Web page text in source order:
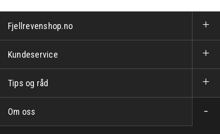
Fjellrevenshop.no
Kundeservice
Tips og råd
Om oss